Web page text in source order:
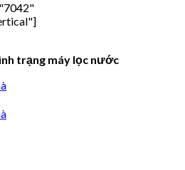
trạng máy lọc nước